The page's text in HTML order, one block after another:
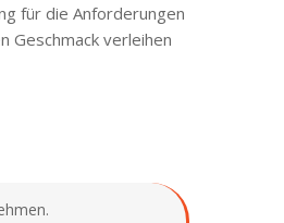
für die Anforderungen
Geschmack verleihen